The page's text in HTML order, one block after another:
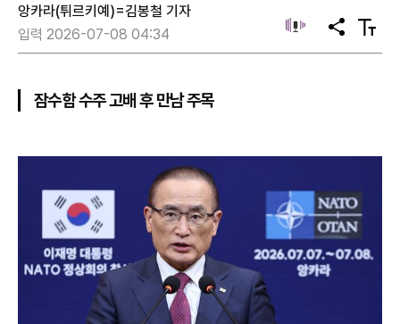
앙카라(튀르키예)=김봉철 기자
입력 2026-07-08 04:34
공
유
텍
스
잠수함 수주 고배 후 만남 주목